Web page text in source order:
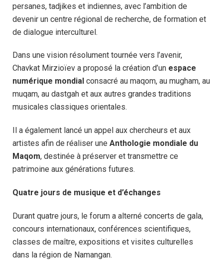
persanes, tadjikes et indiennes, avec l’ambition de
devenir un centre régional de recherche, de formation et
de dialogue interculturel.
Dans une vision résolument tournée vers l’avenir,
Chavkat Mirzioïev a proposé la création d’un espace
numérique mondial consacré au maqom, au mugham, au
muqam, au dastgah et aux autres grandes traditions
musicales classiques orientales.
Il a également lancé un appel aux chercheurs et aux
artistes afin de réaliser une Anthologie mondiale du
Maqom, destinée à préserver et transmettre ce
patrimoine aux générations futures.
Quatre jours de musique et d’échanges
Durant quatre jours, le forum a alterné concerts de gala,
concours internationaux, conférences scientifiques,
classes de maître, expositions et visites culturelles
dans la région de Namangan.